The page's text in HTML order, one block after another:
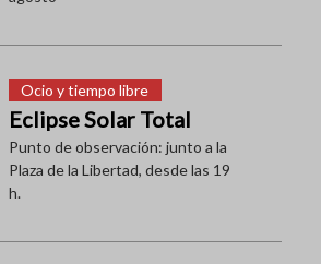
Ocio y tiempo libre
Eclipse Solar Total
Punto de observación: junto a la
Plaza de la Libertad, desde las 19
h.